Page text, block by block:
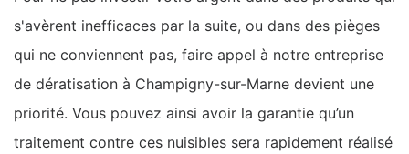
s'avèrent inefficaces par la suite, ou dans des pièges
qui ne conviennent pas, faire appel à notre entreprise
de dératisation à Champigny-sur-Marne devient une
priorité. Vous pouvez ainsi avoir la garantie qu’un
traitement contre ces nuisibles sera rapidement réalisé